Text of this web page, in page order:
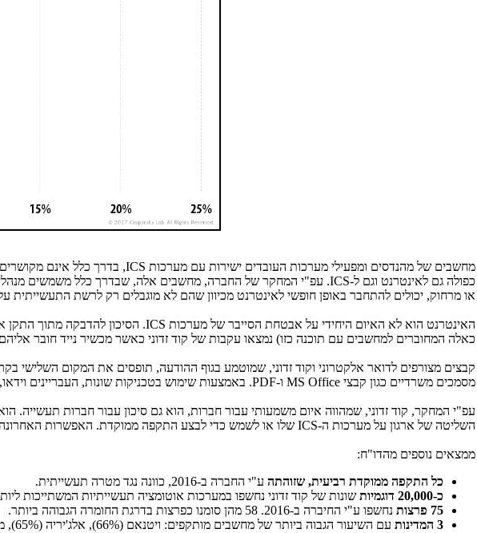
מחשבים של מהנדסים ומפעילי מערכות העובדים ישירות עם מערכות ICS, בדרך כלל אינם
כפולה גם לאינטרנט וגם ל-ICS. עפ"י המחקר של החברה, מחשבים אלה, שבדרך כלל משמשים מנהלי
או מרחוק, יכולים להתחבר באופן חופשי לאינטרנט מכיוון שהם לא מוגבלים רק לרשת התעשייתית
האינטרנט הוא לא האיום היחידי על אבטחת הסייבר של מערכות ICS. הסיכון להדבקה מתוך התקן אחסון
כאלה המחוברים למחשבים עם תוכנה כזו) נמצאו עקבות של קוד זדוני כאשר מכשיר נייד חובר
מסמכים משרדיים כגון קבצי MS Office ו-PDF. באמצעות שימוש בטכניקות שונות, העבריינים
עפ"י המחקר, קוד זדוני, שמהווה איום משמעותי עבור חברות, הוא גם סיכון עבור חברות תעשייה.
השליטה של ארגון על מערכות ה-ICS שלו או לשמש כדי לבצע התקפה ממוקדת. האפשרות האחרונה
ממצאים נוספים מהדו"ח:
כל התקפה ממוקדת רביעית, שזוהתה ע"י החברה ב-2016, כוונה נגד מטרה תעשייתית.
כ-20,000 דוגמיות
שונות של קוד זדוני נחשפו במערכות אוטומציה תעשייתיות המשתייכות ליותר מ-2,000 משפחות קוד זדוני
75 פרצות
נחשפו ע"י החיברה ב-2016. 58 מהן סומנו כפרצות בדרגת החומרה הגבוהה ביותר.
3 המדינות
עם השיעור הגבוה ביותר של מחשבים מותקפים: ויטנאם (66%), אלג'יריה (65% (
,